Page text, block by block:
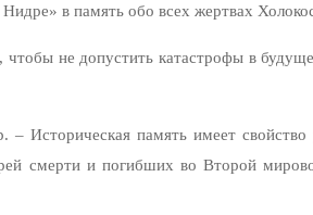
в память обо всех жертвах
чтобы не допустить катастрофы в
Историческая память имеет свойство
смерти и погибших во Второй